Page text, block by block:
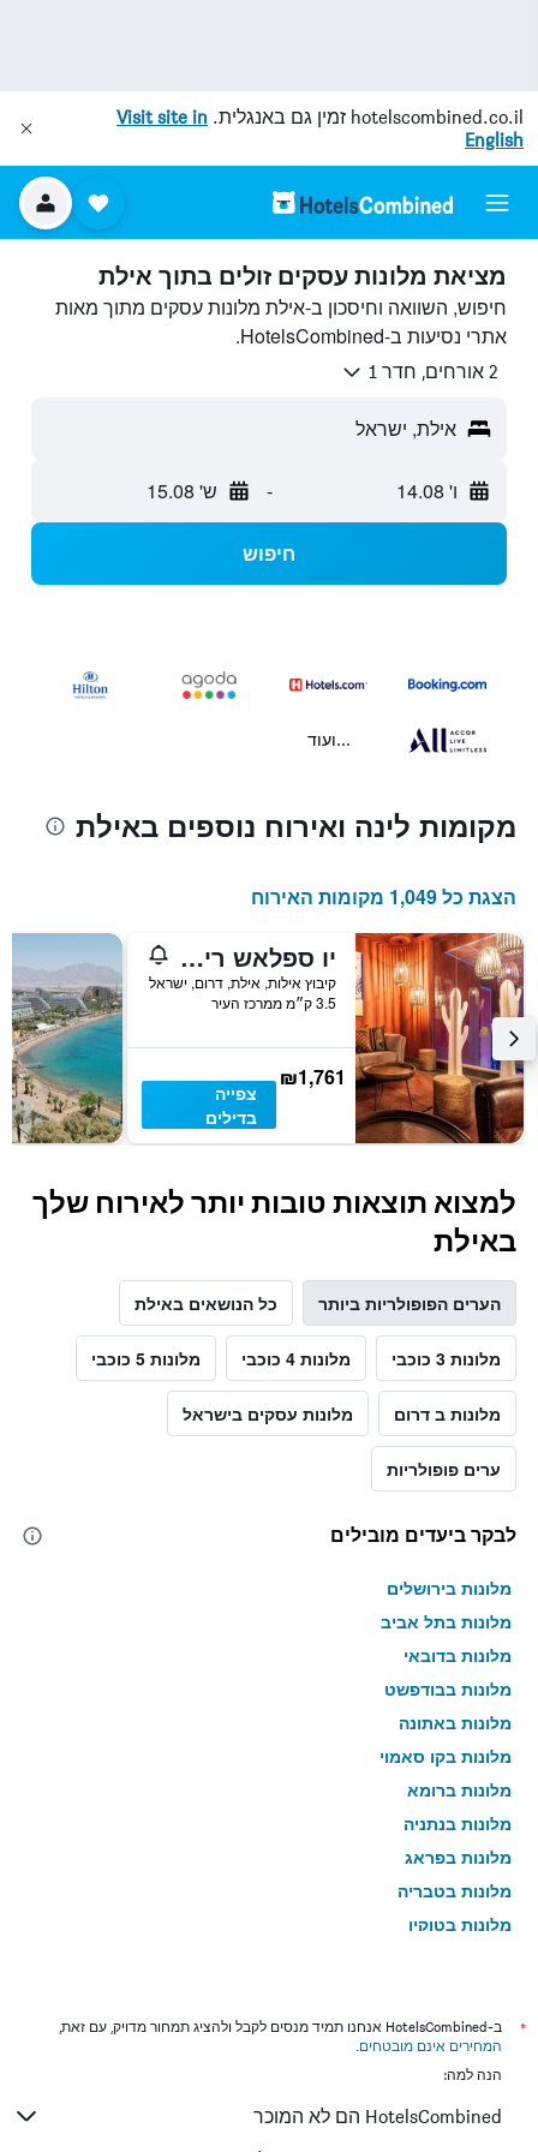
hotelscombined.co.il זמין גם באנגלית. Visit site in
English
מציאת מלונות עסקים זולים בתוך אילת
חיפוש, השוואה וחיסכון ב-אילת מלונות עסקים מתוך מאות
אתרי נסיעות ב-HotelsCombined.
2 אורחים, חדר 1
אילת, ישראל
ו' 14.08 - ש' 15.08
חיפוש
...ועוד
מקומות לינה ואירוח נוספים באילת
הצגת כל 1,049 מקומות האירוח
יו ספלאש ריזורט אילת
קיבוץ אילות, אילת, דרום, ישראל
3.5 ק״מ ממרכז העיר
₪1,761
צפייה
בדילים
למצוא תוצאות טובות יותר לאירוח שלך
באילת
הערים הפופולריות ביותר כל הנושאים באילת
מלונות 3 כוכבי מלונות 4 כוכבי מלונות 5 כוכבי
מלונות ב דרום מלונות עסקים בישראל
ערים פופולריות
לבקר ביעדים מובילים
מלונות בירושלים
מלונות בתל אביב
מלונות בדובאי
מלונות בבודפשט
מלונות באתונה
מלונות בקו סאמוי
מלונות ברומא
מלונות בנתניה
מלונות בפראג
מלונות בטבריה
מלונות בטוקיו
מלונות בלונדון
מלונות בבוקרשט
מלונות בלימסול
*
ב-HotelsCombined אנחנו תמיד מנסים לקבל ולהציג תמחור מדויק, עם זאת,
המחירים אינם מובטחים.
הנה למה:
HotelsCombined הם לא המוכר